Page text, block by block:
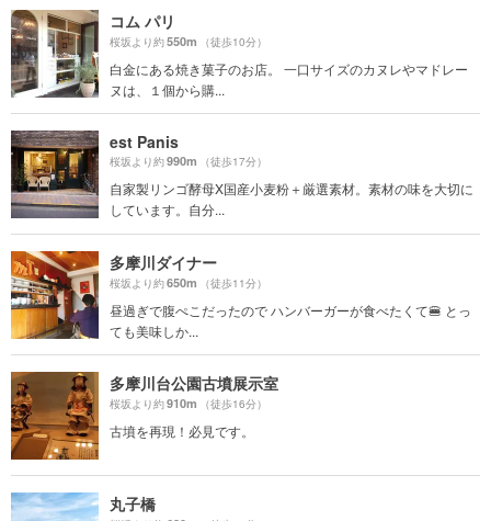
コム パリ
桜坂より約550m （徒歩10分）
白金にある焼き菓子のお店。 一口サイズのカヌレやマドレー
ヌは、１個から購...
est Panis
桜坂より約990m （徒歩17分）
自家製リンゴ酵母X国産小麦粉＋厳選素材。素材の味を大切に
しています。自分...
多摩川ダイナー
桜坂より約650m （徒歩11分）
昼過ぎで腹ぺこだったので ハンバーガーが食べたくて🍔 とっ
ても美味しか...
多摩川台公園古墳展示室
桜坂より約910m （徒歩16分）
古墳を再現！必見です。
丸子橋